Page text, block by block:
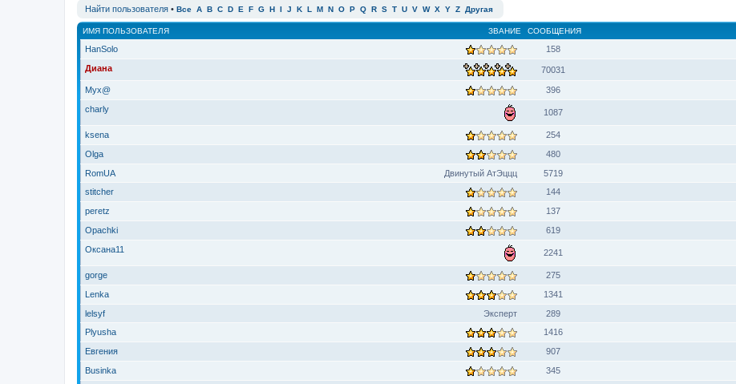
Найти пользователя • Все A B C D E F G H I J K L M N O P Q R S T U V W X Y Z Другая
ЗВАНИЕ
ИМЯ ПОЛЬЗОВАТЕЛЯ СООБЩЕНИЯ
HanSolo 158
Диана
70031
Myx@ 396
charly
1087
ksena 254
Olga
480
Двинутый АтЭццц
RomUA 5719
stitcher
144
peretz
137
Opachki
619
Оксана11
2241
gorge 275
Lenka
1341
Эксперт
lelsyf 289
Plyusha
1416
Евгения
907
Businka
345